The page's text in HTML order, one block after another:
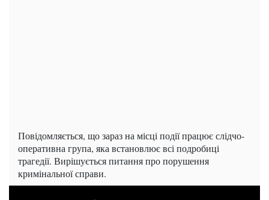
Повідомляється, що зараз на місці події працює слідчо-
оперативна група, яка встановлює всі подробиці
трагедії. Вирішується питання про порушення
кримінальної справи.